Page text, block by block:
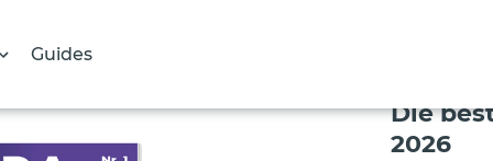
Guides
Die
2026